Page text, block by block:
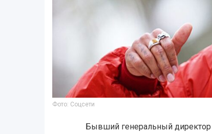
Фото: Соцсети
Бывший генеральный